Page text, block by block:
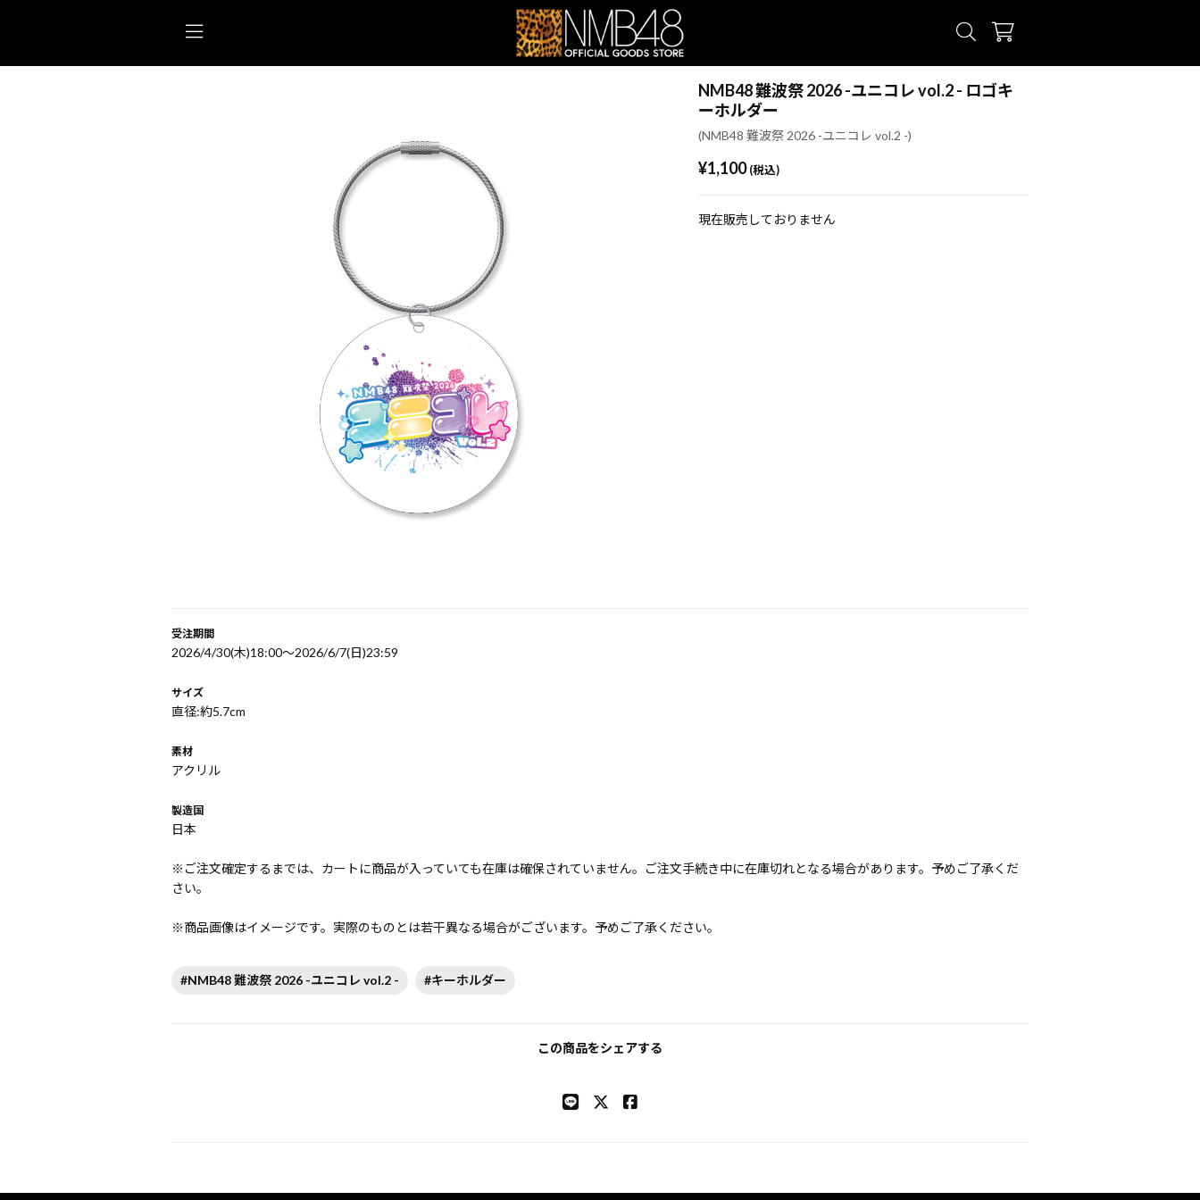
NMB48 難波祭 2026 -ユニコレ vol.2 - ロゴキ
ーホルダー
(NMB48 難波祭 2026 -ユニコレ vol.2 -)
¥1,100 (税込)
現在販売しておりません
受注期間
2026/4/30(木)18:00～2026/6/7(日)23:59
サイズ
直径:約5.7cm
素材
アクリル
製造国
日本
※ご注文確定するまでは、カートに商品が入っていても在庫は確保されていません。ご注文手続き中に在庫切れとなる場合があります。予めご了承くだ
さい。
※商品画像はイメージです。実際のものとは若干異なる場合がございます。予めご了承ください。
#NMB48 難波祭 2026 -ユニコレ vol.2 - #キーホルダー
この商品をシェアする